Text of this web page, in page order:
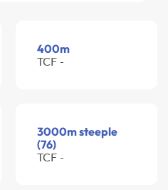
400m
TCF -
3000m steeple
(76)
TCF -